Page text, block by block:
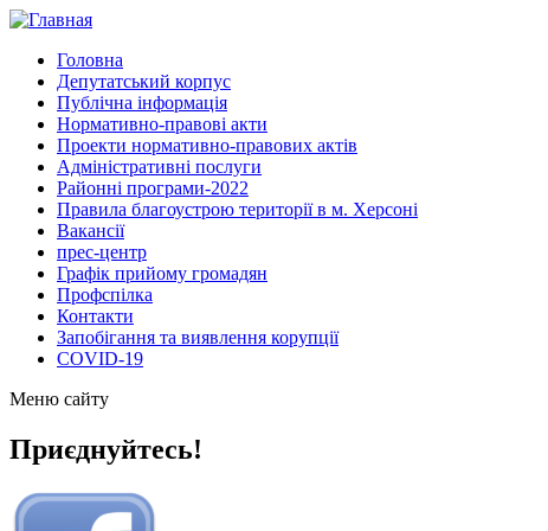
Головна
Депутатський корпус
Публічна інформація
Нормативно-правові акти
Проекти нормативно-правових актів
Адміністративні послуги
Районні програми-2022
Правила благоустрою території в м. Херсоні
Вакансії
прес-центр
Графік прийому громадян
Профспілка
Контакти
Запобігання та виявлення корупції
COVID-19
Меню сайту
Приєднуйтесь!